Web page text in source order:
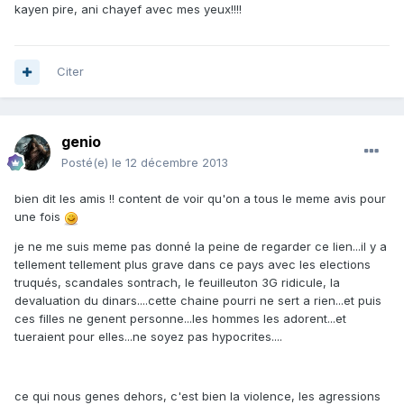
kayen pire, ani chayef avec mes yeux!!!!
Citer
genio
Posté(e) le 12 décembre 2013
bien dit les amis !! content de voir qu'on a tous le meme avis pour
une fois
je ne me suis meme pas donné la peine de regarder ce lien...il y a
tellement tellement plus grave dans ce pays avec les elections
truqués, scandales sontrach, le feuilleuton 3G ridicule, la
devaluation du dinars....cette chaine pourri ne sert a rien...et puis
ces filles ne genent personne...les hommes les adorent...et
tueraient pour elles...ne soyez pas hypocrites....
ce qui nous genes dehors, c'est bien la violence, les agressions